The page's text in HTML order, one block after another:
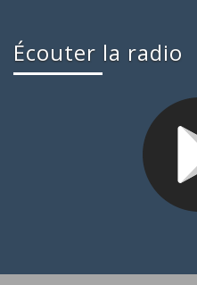
Écouter la radio